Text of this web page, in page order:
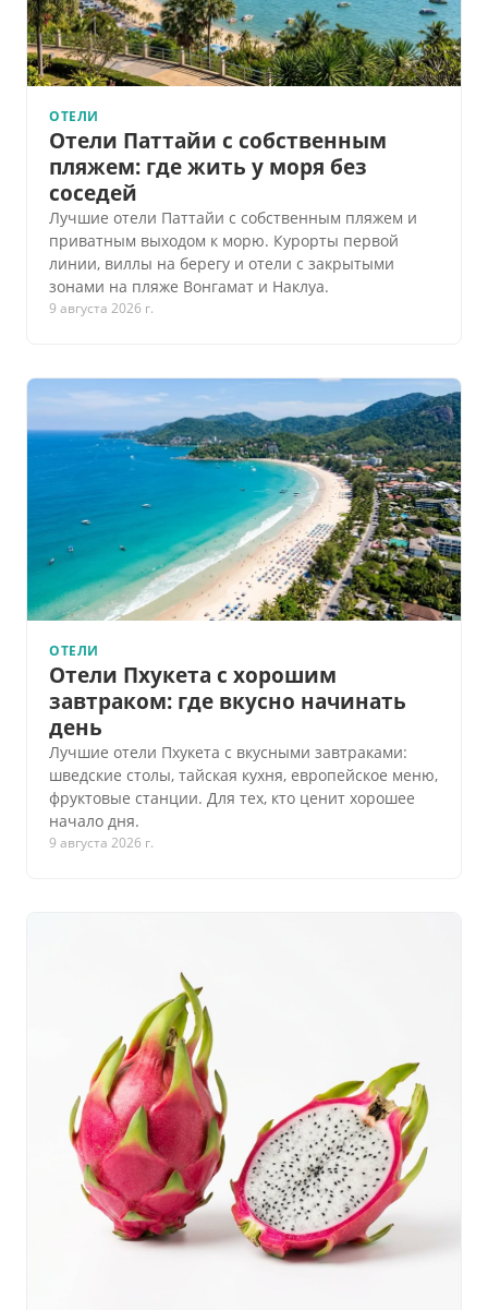
ОТЕЛИ
Отели Паттайи с собственным
пляжем: где жить у моря без
соседей
Лучшие отели Паттайи с собственным пляжем и
приватным выходом к морю. Курорты первой
линии, виллы на берегу и отели с закрытыми
зонами на пляже Вонгамат и Наклуа.
9 августа 2026 г.
ОТЕЛИ
Отели Пхукета с хорошим
завтраком: где вкусно начинать
день
Лучшие отели Пхукета с вкусными завтраками:
шведские столы, тайская кухня, европейское меню,
фруктовые станции. Для тех, кто ценит хорошее
начало дня.
9 августа 2026 г.